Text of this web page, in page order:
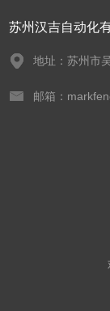
苏州汉吉自动化
地址：苏州市
邮箱：